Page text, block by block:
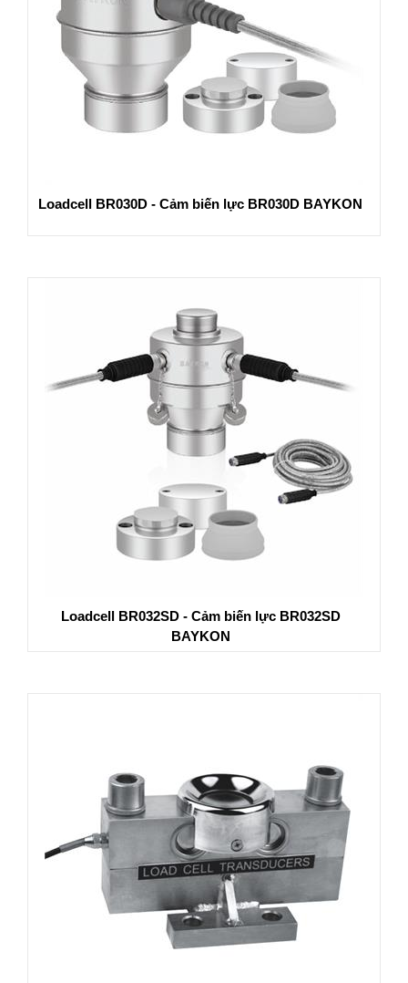
Loadcell BR030D - Cảm biến lực BR030D BAYKON
Loadcell BR032SD - Cảm biến lực BR032SD
BAYKON